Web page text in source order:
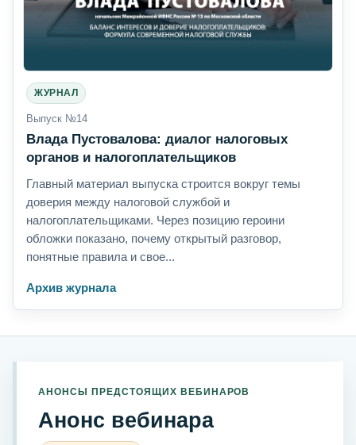
ЖУРНАЛ
Выпуск №14
Влада Пустовалова: диалог налоговых
органов и налогоплательщиков
Главный материал выпуска строится вокруг темы
доверия между налоговой службой и
налогоплательщиками. Через позицию героини
обложки показано, почему открытый разговор,
понятные правила и свое...
Архив журнала
АНОНСЫ ПРЕДСТОЯЩИХ ВЕБИНАРОВ
Анонс вебинара